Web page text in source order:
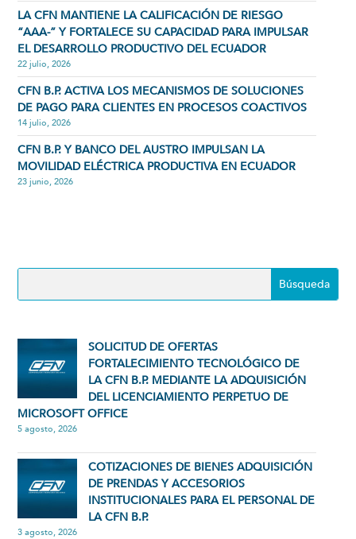
LA CFN MANTIENE LA CALIFICACIÓN DE RIESGO
“AAA-” Y FORTALECE SU CAPACIDAD PARA IMPULSAR
EL DESARROLLO PRODUCTIVO DEL ECUADOR
22 julio, 2026
CFN B.P. ACTIVA LOS MECANISMOS DE SOLUCIONES
DE PAGO PARA CLIENTES EN PROCESOS COACTIVOS
14 julio, 2026
CFN B.P. Y BANCO DEL AUSTRO IMPULSAN LA
MOVILIDAD ELÉCTRICA PRODUCTIVA EN ECUADOR
23 junio, 2026
SOLICITUD DE OFERTAS
FORTALECIMIENTO TECNOLÓGICO DE
LA CFN B.P. MEDIANTE LA ADQUISICIÓN
DEL LICENCIAMIENTO PERPETUO DE
MICROSOFT OFFICE
5 agosto, 2026
COTIZACIONES DE BIENES ADQUISICIÓN
DE PRENDAS Y ACCESORIOS
INSTITUCIONALES PARA EL PERSONAL DE
LA CFN B.P.
3 agosto, 2026